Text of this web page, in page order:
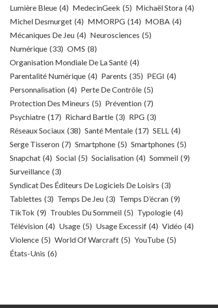
Lumière Bleue (4) MedecinGeek (5) Michaël Stora (4)
Michel Desmurget (4) MMORPG (14) MOBA (4)
Mécaniques De Jeu (4) Neurosciences (5)
Numérique (33) OMS (8)
Organisation Mondiale De La Santé (4)
Parentalité Numérique (4) Parents (35) PEGI (4)
Personnalisation (4) Perte De Contrôle (5)
Protection Des Mineurs (5) Prévention (7)
Psychiatre (17) Richard Bartle (3) RPG (3)
Réseaux Sociaux (38) Santé Mentale (17) SELL (4)
Serge Tisseron (7) Smartphone (5) Smartphones (5)
Snapchat (4) Social (5) Socialisation (4) Sommeil (9)
Surveillance (3)
Syndicat Des Éditeurs De Logiciels De Loisirs (3)
Tablettes (3) Temps De Jeu (3) Temps D’écran (9)
TikTok (9) Troubles Du Sommeil (5) Typologie (4)
Télévision (4) Usage (5) Usage Excessif (4) Vidéo (4)
Violence (5) World Of Warcraft (5) YouTube (5)
États-Unis (6)